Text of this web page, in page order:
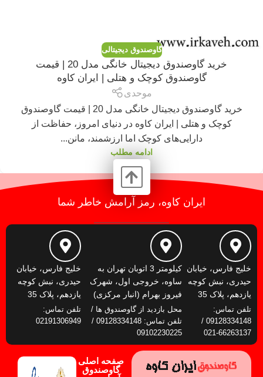
گاوصندوق دیجیتالی
خرید گاوصندوق دیجیتال خانگی مدل 20 | قیمت
گاوصندوق کوچک و هتلی | ایران کاوه
موحدی
خرید گاوصندوق دیجیتال خانگی مدل 20 | قیمت گاوصندوق
کوچک و هتلی | ایران کاوه در دنیای امروز، حفاظت از
دارایی‌های کوچک اما ارزشمند، مانن...
ادامه مطلب
ایران کاوه، رمز آرامش خاطر شما
خلیج فارس، خیابان
حیدری، نبش کوچه
یازدهم، پلاک 35
تلفن تماس:
09128334148 /
66263137-021
کیلومتر 3 اتوبان تهران به
ساوه، خروجی اول، شهرک
فیروز بهرام (انبار مرکزی)
محل بازدید از گاوصندوق ها /
تلفن تماس: 09128334148 /
09102230225
خلیج فارس، خیابان
حیدری، نبش کوچه
یازدهم، پلاک 35
تلفن تماس:
02191306949
صفحه اصلی
گاوصندوق